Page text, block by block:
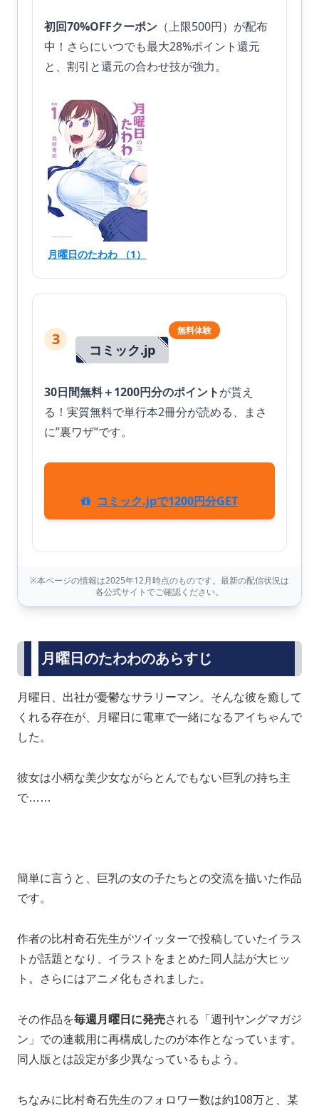
初回70%OFFクーポン （上限500円）が配布
中！さらにいつでも最大28%ポイント還元
と、割引と還元の合わせ技が強力。
月曜日のたわわ （1）
3
コミック.jp
無料体験
30日間無料＋1200円分のポイントが貰え
る！実質無料で単行本2冊分が読める、まさ
に”裏ワザ”です。
コミック.jpで1200円分GET
※本ページの情報は2025年12月時点のものです。最新の配信状況は
各公式サイトでご確認ください。
月曜日のたわわのあらすじ
月曜日、出社が憂鬱なサラリーマン。そんな彼を癒して
くれる存在が、月曜日に電車で一緒になるアイちゃんで
した。
彼女は小柄な美少女ながらとんでもない巨乳の持ち主
で……
簡単に言うと、巨乳の女の子たちとの交流を描いた作品
です。
作者の比村奇石先生がツイッターで投稿していたイラス
トが話題となり、イラストをまとめた同人誌が大ヒッ
ト。さらにはアニメ化もされました。
その作品を毎週月曜日に発売される「週刊ヤングマガジ
ン」での連載用に再構成したのが本作となっています。
同人版とは設定が多少異なっているもよう。
ちなみに比村奇石先生のフォロワー数は約108万と、某